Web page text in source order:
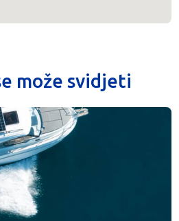
može svidjeti